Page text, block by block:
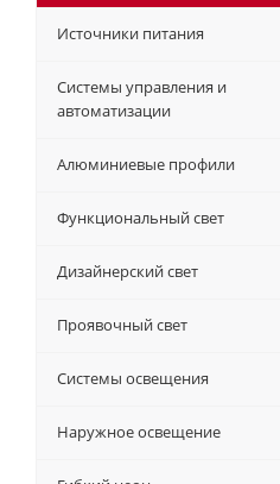
Источники питания
Системы управления и
автоматизации
Алюминиевые профили
Функциональный свет
Дизайнерский свет
Проявочный свет
Системы освещения
Наружное освещение